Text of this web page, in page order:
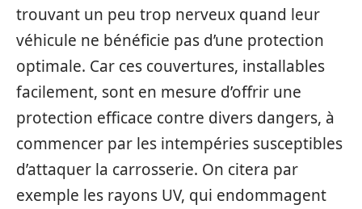
trouvant un peu trop nerveux quand leur
véhicule ne bénéficie pas d’une protection
optimale. Car ces couvertures, installables
facilement, sont en mesure d’offrir une
protection efficace contre divers dangers, à
commencer par les intempéries susceptibles
d’attaquer la carrosserie. On citera par
exemple les rayons UV, qui endommagent